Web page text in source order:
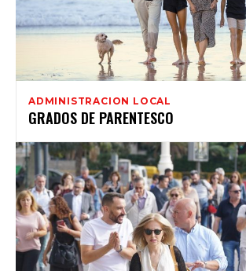
ADMINISTRACION LOCAL
GRADOS DE PARENTESCO